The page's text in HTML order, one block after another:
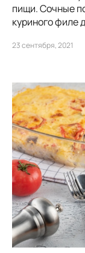
пищи. Сочные
куриного филе
23 сентября, 2021